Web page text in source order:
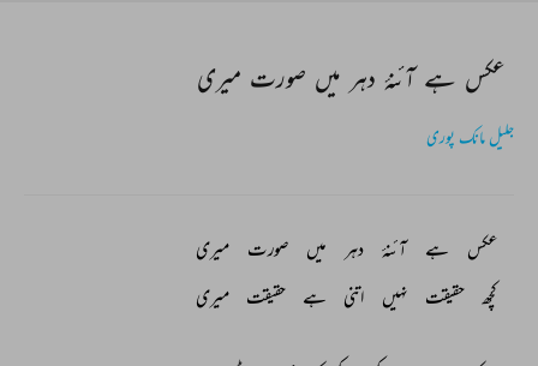
عکس ہے آئنۂ دہر میں صورت میری
جلیل مانک پوری
عکس ہے آئنۂ دہر میں صورت میری
کچھ حقیقت نہیں اتنی ہے حقیقت میری